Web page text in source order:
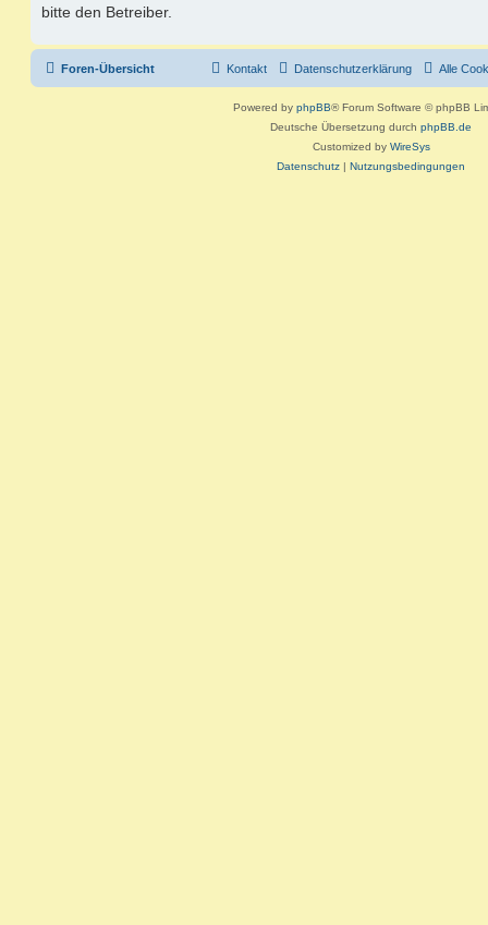
bitte den Betreiber.
Foren-Übersicht Alle
Datenschutzerklärung
Kontakt
Powered by phpBB® Forum Software © phpBB
Deutsche Übersetzung durch phpBB.de
Customized by WireSys
Datenschutz | Nutzungsbedingungen